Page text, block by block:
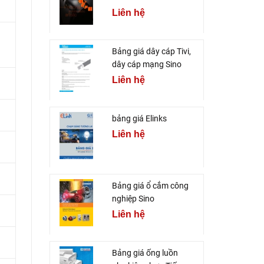
Liên hệ
Bảng giá dây cáp Tivi,
dây cáp mạng Sino
Liên hệ
bảng giá Elinks
Liên hệ
Bảng giá ổ cắm công
nghiệp Sino
Liên hệ
Bảng giá ống luồn